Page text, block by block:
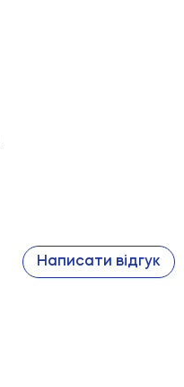
Написати відгук